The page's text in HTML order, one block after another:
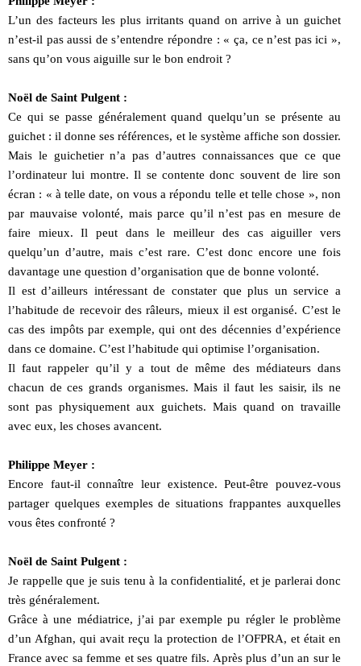
L’un des facteurs les plus irritants quand on arrive à un guichet
n’est-il pas aussi de s’entendre répondre : « ça, ce n’est pas ici »,
sans qu’on vous aiguille sur le bon endroit ?
Noël de Saint Pulgent :
Ce qui se passe généralement quand quelqu’un se présente au
guichet : il donne ses références, et le système affiche son dossier.
Mais le guichetier n’a pas d’autres connaissances que ce que
l’ordinateur lui montre. Il se contente donc souvent de lire son
écran : « à telle date, on vous a répondu telle et telle chose », non
par mauvaise volonté, mais parce qu’il n’est pas en mesure de
faire mieux. Il peut dans le meilleur des cas aiguiller vers
quelqu’un d’autre, mais c’est rare. C’est donc encore une fois
davantage une question d’organisation que de bonne volonté.
Il est d’ailleurs intéressant de constater que plus un service a
l’habitude de recevoir des râleurs, mieux il est organisé. C’est le
cas des impôts par exemple, qui ont des décennies d’expérience
dans ce domaine. C’est l’habitude qui optimise l’organisation.
Il faut rappeler qu’il y a tout de même des médiateurs dans
chacun de ces grands organismes. Mais il faut les saisir, ils ne
sont pas physiquement aux guichets. Mais quand on travaille
avec eux, les choses avancent.
Philippe Meyer :
Encore faut-il connaître leur existence. Peut-être pouvez-vous
partager quelques exemples de situations frappantes auxquelles
vous êtes confronté ?
Noël de Saint Pulgent :
Je rappelle que je suis tenu à la confidentialité, et je parlerai donc
très généralement.
Grâce à une médiatrice, j’ai par exemple pu régler le problème
d’un Afghan, qui avait reçu la protection de l’OFPRA, et était en
France avec sa femme et ses quatre fils. Après plus d’un an sur le